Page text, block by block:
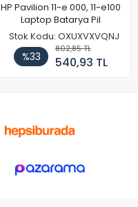
HP Pavilion 11-e 000, 11-e100
Laptop Batarya Pil
Stok Kodu: OXUXVXVQNJ
%33
802,85 TL
540,93 TL